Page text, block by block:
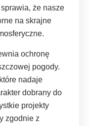
że nasze
na skrajne
ochronę
pogody.
nadaje
dobrany do
projekty
zgodnie z